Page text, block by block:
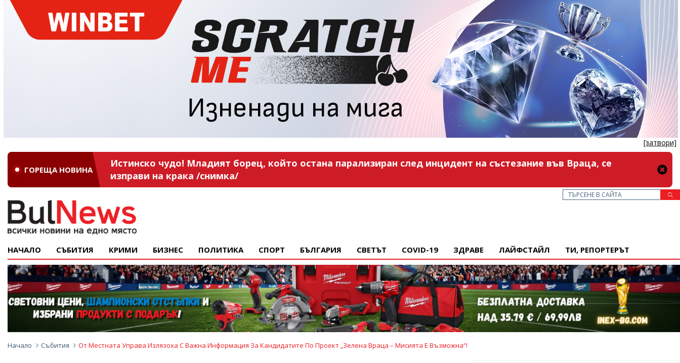
[затвори]
ГОРЕЩА НОВИНА
Истинско чудо! Младият борец, който остана парализиран след инцидент на състезание във Враца, се
изправи на крака /снимка/
НАЧАЛО СЪБИТИЯ КРИМИ БИЗНЕС ПОЛИТИКА СПОРТ БЪЛГАРИЯ СВЕТЪТ COVID-19 ЗДРАВЕ ЛАЙФСТАЙЛ ТИ, РЕПОРТЕРЪТ
Начало Събития От Местната Управа Излязоха С Важна Информация За Кандидатите По Проект „Зелена Враца – Мисията Е Възможна“!